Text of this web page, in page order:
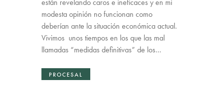
modesta opinión no funcionan como
deberían ante la situación económica actual.
Vivimos unos tiempos en los que las mal
llamadas “medidas definitivas” de los…
PROCESAL